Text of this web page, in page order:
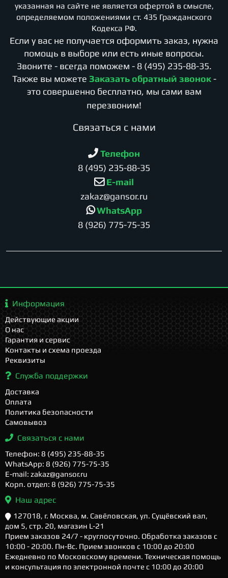
указанная на сайте не является офертой в смысле,
определяемом положениями ст. 435 Гражданского
Кодекса РФ.
Если у вас не получается оформить заказ, нужна
помощь в выборе или есть иные вопросы.
Звоните - всегда поможем - 8 (495) 235-88-35.
Также вы можете Заказать обратный звонок -
это совершенно бесплатно, мы сами вам
перезвоним!
Cвязаться с нами
Телефон
8 (495) 235-88-35
E-mail
zakaz@gansor.ru
WhatsApp
8 (926) 775-75-35
Информация
Действующие акции
О нас
Гарантия и сервис
Контакты и схема проезда
Реквизиты
Служба поддержки
Доставка
Оплата
Политика безопасности
Самовывоз
Связаться с нами
Телефон: 8 (495) 235-88-35
WhatsApp: 8 (926) 775-75-35
E-mail: zakaz@gansor.ru
Корп. отдел: 8 (926) 775-75-35
Наш адрес
127018, г. Москва, м. Савёловская, ул. Сущёвский вал,
дом 5, стр. 20, магазин L-21
Прием заказов 24/7 - круглосуточно. Обработка заказов с
10:00 - 20:00. Пн-Вс. Прием звонков с 10:00 до 20:00
Ежедневно по Московскому времени. Техническая помощь
и консультация по электронной почте с 10:00 до 20:00